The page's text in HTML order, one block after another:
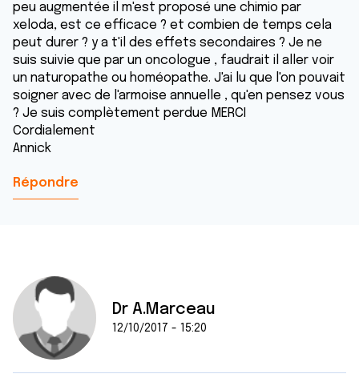
peu augmentée il m'est proposé une chimio par
xeloda, est ce efficace ? et combien de temps cela
peut durer ? y a t'il des effets secondaires ? Je ne
suis suivie que par un oncologue , faudrait il aller voir
un naturopathe ou homéopathe. J'ai lu que l'on pouvait
soigner avec de l'armoise annuelle , qu'en pensez vous
? Je suis complètement perdue MERCI
Cordialement
Annick
Répondre
Dr A.Marceau
12/10/2017 - 15:20